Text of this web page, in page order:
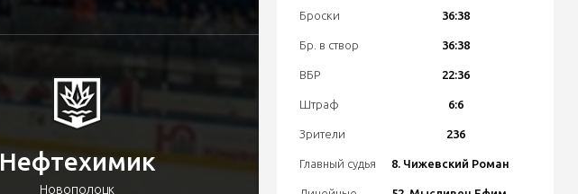
Нефтехимик
Новополоцк
Броски 36:38
Бр. в створ 36:38
ВБР 22:36
Штраф 6:6
Зрители 236
Главный судья 8. Чижевский Роман